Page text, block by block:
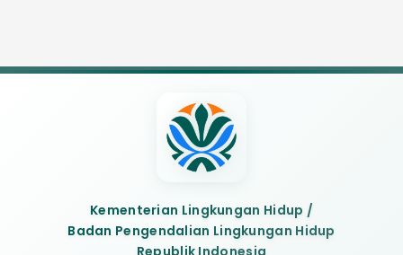
Kementerian Lingkungan Hidup /
Badan Pengendalian Lingkungan Hidup
Republik Indonesia